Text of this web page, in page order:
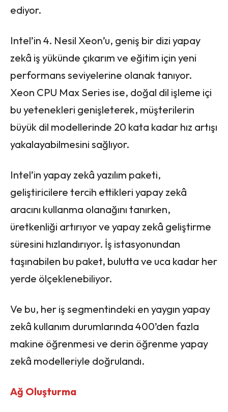
ediyor.
Intel’in 4. Nesil Xeon’u, geniş bir dizi yapay
zekâ iş yükünde çıkarım ve eğitim için yeni
performans seviyelerine olanak tanıyor.
Xeon CPU Max Series ise, doğal dil işleme içi
bu yetenekleri genişleterek, müşterilerin
büyük dil modellerinde 20 kata kadar hız artışı
yakalayabilmesini sağlıyor.
Intel’in yapay zekâ yazılım paketi,
geliştiricilere tercih ettikleri yapay zekâ
aracını kullanma olanağını tanırken,
üretkenliği artırıyor ve yapay zekâ geliştirme
süresini hızlandırıyor. İş istasyonundan
taşınabilen bu paket, bulutta ve uca kadar her
yerde ölçeklenebiliyor.
Ve bu, her iş segmentindeki en yaygın yapay
zekâ kullanım durumlarında 400’den fazla
makine öğrenmesi ve derin öğrenme yapay
zekâ modelleriyle doğrulandı.
Ağ Oluşturma